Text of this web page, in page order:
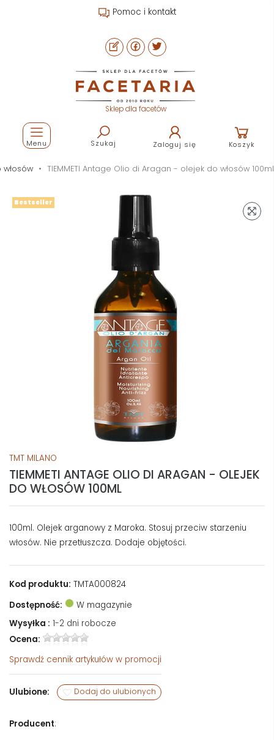
Pomoc i kontakt
Sklep dla facetów
Szukaj Zaloguj się Koszyk
Menu
TIEMMETI Antage Olio di Aragan - olejek do włosów 100ml
Bestseller
TMT MILANO
TIEMMETI ANTAGE OLIO DI ARAGAN - OLEJEK
DO WŁOSÓW 100ML
100ml. Olejek arganowy z Maroka. Stosuj przeciw starzeniu
włosów. Nie przetłuszcza. Dodaje objętości.
Kod produktu: TMTA000824
Dostępność:
W magazynie
Wysyłka : 1-2 dni robocze
Ocena:
Sprawdź cennik artykułów w promocji
Ulubione: Dodaj do ulubionych
Producent: